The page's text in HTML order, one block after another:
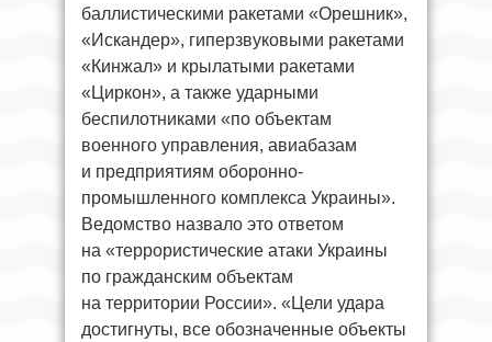
баллистическими ракетами «Орешник»,
«Искандер», гиперзвуковыми ракетами
«Кинжал» и крылатыми ракетами
«Циркон», а также ударными
беспилотниками «по объектам
военного управления, авиабазам
и предприятиям оборонно-
промышленного комплекса Украины».
Ведомство назвало это ответом
на «террористические атаки Украины
по гражданским объектам
на территории России». «Цели удара
достигнуты, все обозначенные объекты